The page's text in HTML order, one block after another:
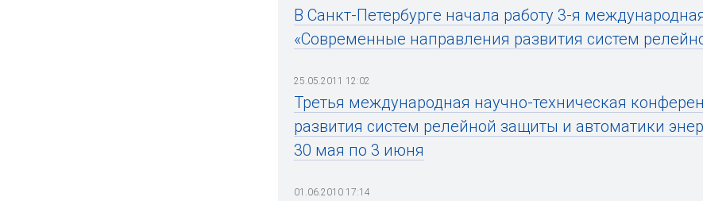
В Санкт-Петербурге начала работу 3-я
«Современные направления развития систем
25.05.2011 12:02
Третья международная научно-техническая
развития систем релейной защиты и автоматики
30 мая по 3 июня
01.06.2010 17:14